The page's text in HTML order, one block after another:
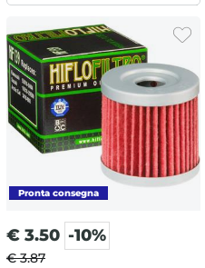
€ 3.50 -10%
€ 3.87